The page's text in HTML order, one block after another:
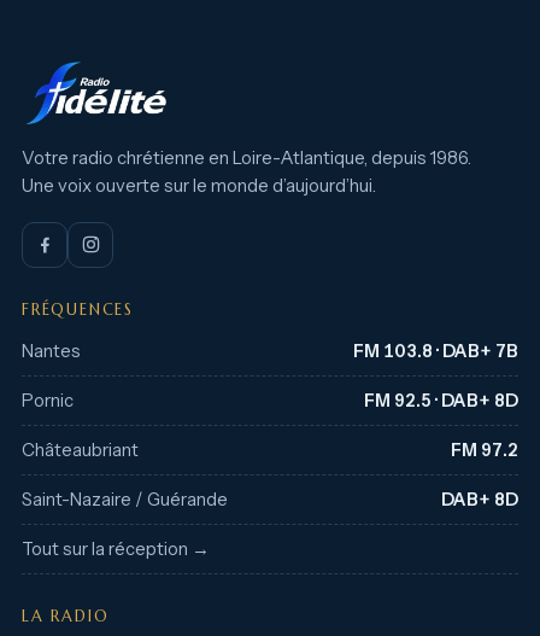
Votre radio chrétienne en Loire-Atlantique, depuis 1986.
Une voix ouverte sur le monde d’aujourd’hui.
FRÉQUENCES
Nantes FM 103.8 · DAB+ 7B
Pornic FM 92.5 · DAB+ 8D
Châteaubriant FM 97.2
Saint-Nazaire / Guérande DAB+ 8D
Tout sur la réception →
LA RADIO